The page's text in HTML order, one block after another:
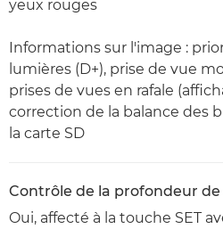
yeux rouges
Informations sur l'image :
lumières (D+), prise de vue
prises de vues en rafale
correction de la balance des
la carte SD
Contrôle de la profondeur
Oui, affecté à la touche SET